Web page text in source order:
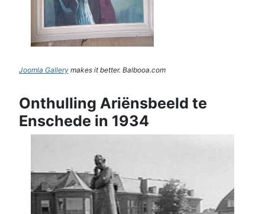
Joomla Gallery makes it better. Balbooa.com
Onthulling Ariënsbeeld te
Enschede in 1934